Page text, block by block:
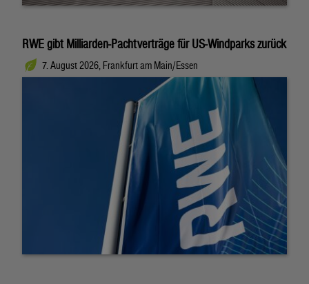
RWE gibt Milliarden-Pachtverträge für US-Windparks zurück
7. August 2026, Frankfurt am Main/Essen